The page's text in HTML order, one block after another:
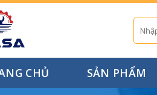
Tìm
kiếm:
CHỦ SẢN PHẨM